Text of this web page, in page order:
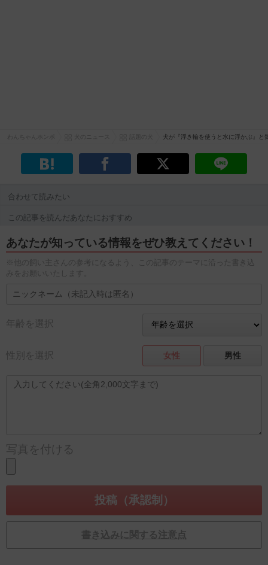
犬が『浮き輪を使うと水に浮かぶ』
合わせて読みたい
この記事を読んだあなたにおすすめ
あなたが知っている情報をぜひ教えてください！
※他の飼い主さんの参考になるよう、この記事のテーマに沿った書き込
みをお願いいたします。
年齢を選択
性別を選択 女性 男性
写真を付ける
書き込みに関する注意点